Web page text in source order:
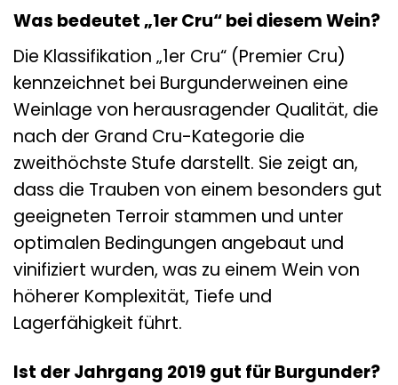
Was bedeutet „1er Cru“ bei diesem Wein?
Die Klassifikation „1er Cru“ (Premier Cru)
kennzeichnet bei Burgunderweinen eine
Weinlage von herausragender Qualität, die
nach der Grand Cru-Kategorie die
zweithöchste Stufe darstellt. Sie zeigt an,
dass die Trauben von einem besonders gut
geeigneten Terroir stammen und unter
optimalen Bedingungen angebaut und
vinifiziert wurden, was zu einem Wein von
höherer Komplexität, Tiefe und
Lagerfähigkeit führt.
Ist der Jahrgang 2019 gut für Burgunder?